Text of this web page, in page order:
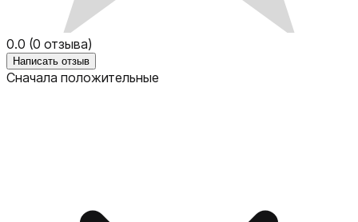
0.0 (0 отзыва)
Написать отзыв
Сначала положительные